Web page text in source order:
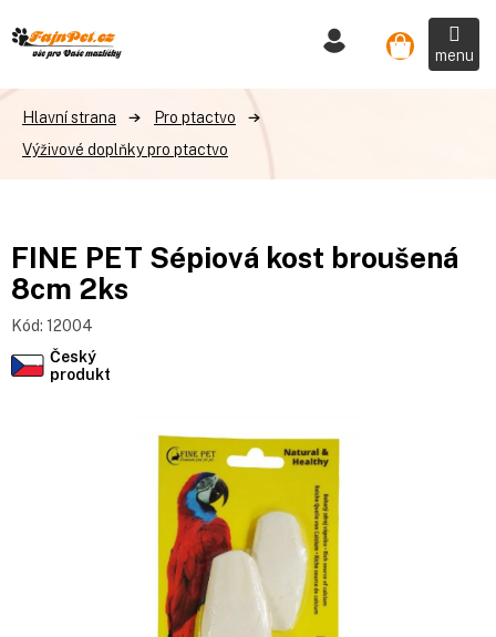
na
obsah
Nákupní
košík
Pro ptactvo
Výživové doplňky pro ptactvo
FINE PET Sépiová kost broušená
8cm 2ks
Kód: 12004
Český
produkt